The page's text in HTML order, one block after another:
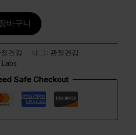
바구니
절건강 태그: 관절건강
Safe Checkout